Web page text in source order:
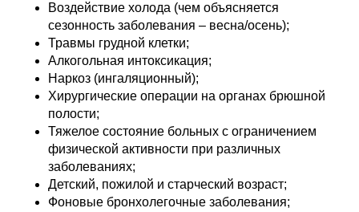
Воздействие холода (чем объясняется
сезонность заболевания – весна/осень);
Травмы грудной клетки;
Алкогольная интоксикация;
Наркоз (ингаляционный);
Хирургические операции на органах брюшной
полости;
Тяжелое состояние больных с ограничением
физической активности при различных
заболеваниях;
Детский, пожилой и старческий возраст;
Фоновые бронхолегочные заболевания;